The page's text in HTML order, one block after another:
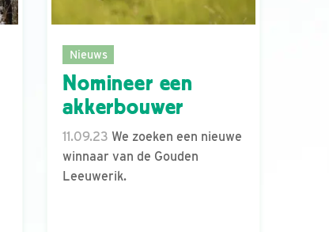
Nieuws
Nomineer een
akkerbouwer
11.09.23 We zoeken een nieuwe
winnaar van de Gouden
Leeuwerik.